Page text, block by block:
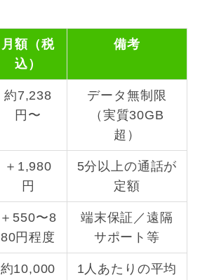
月額（税
込）
備考
約7,238
円〜
データ無制限
（実質30GB
超）
＋1,980
円
5分以上の通話が
定額
＋550〜8
80円程度
端末保証／遠隔
サポート等
約10,000
1人あたりの平均